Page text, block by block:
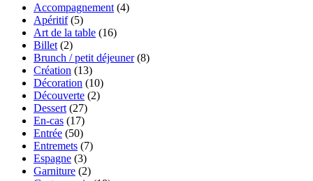
Accompagnement (4)
Apéritif(5)
Art de la table (16)
Billet (2)
Brunch / petit déjeuner(8)
Création (13)
Décoration (10)
Découverte (2)
Dessert (27)
En-cas (17)
Entrée (50)
Entremets (7)
Espagne (3)
Garniture (2)